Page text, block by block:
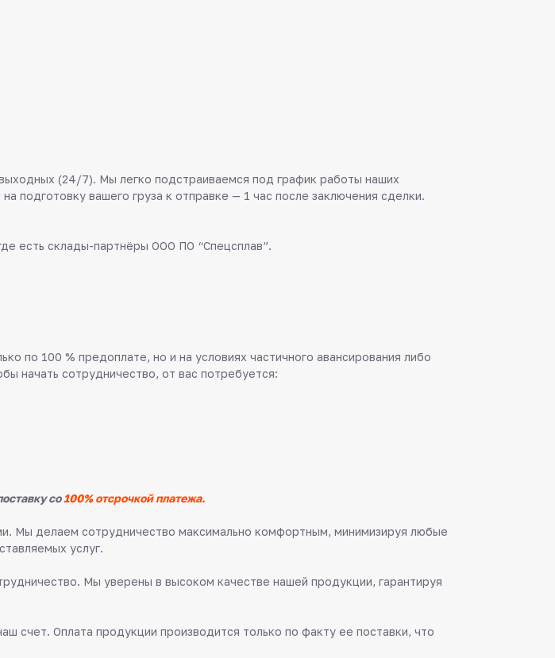
(24/7). Мы легко подстраиваемся под график работы наших
подготовку вашего груза к отправке — 1 час после заключения сделки.
есть склады-партнёры ООО ПО “Спецсплав”.
по 100 % предоплате, но и на условиях частичного авансирования либо
начать сотрудничество, от вас потребуется:
со100% отсрочкой платежа.
Мы делаем сотрудничество максимально комфортным, минимизируя любые
услуг.
Мы уверены в высоком качестве нашей продукции, гарантируя
счет. Оплата продукции производится только по факту ее поставки, что